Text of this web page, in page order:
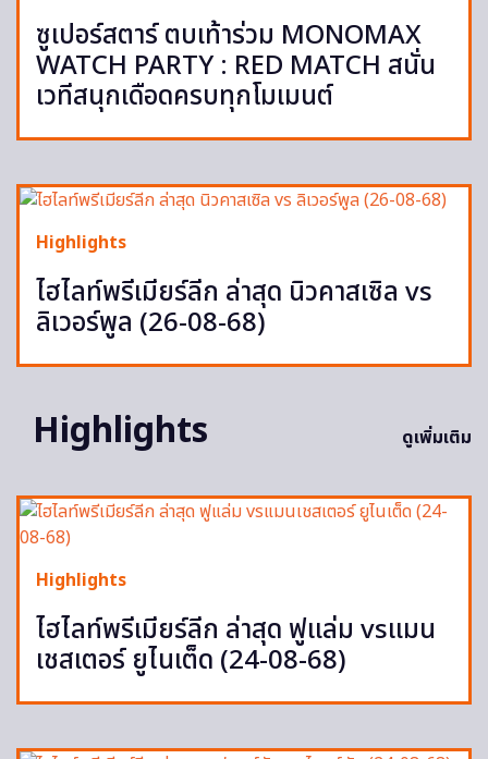
ซูเปอร์สตาร์ ตบเท้าร่วม MONOMAX
WATCH PARTY : RED MATCH สนั่น
เวทีสนุกเดือดครบทุกโมเมนต์
Highlights
ไฮไลท์พรีเมียร์ลีก ล่าสุด นิวคาสเซิล vs
ลิเวอร์พูล (26-08-68)
Highlights ดูเพิ่มเติม
Highlights
ไฮไลท์พรีเมียร์ลีก ล่าสุด ฟูแล่ม vsแมน
เชสเตอร์ ยูไนเต็ด (24-08-68)